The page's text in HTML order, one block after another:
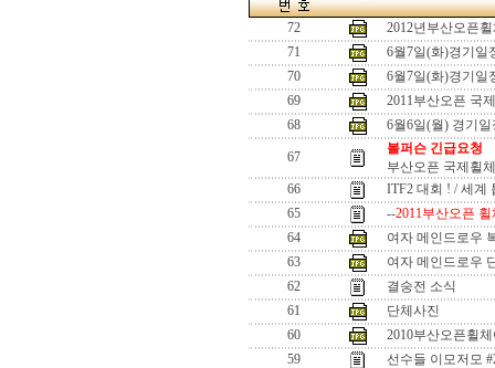
72
2012년부산오픈
71
6월7일(화)경기일
70
6월7일(화)경기일
69
2011부산오픈 국
68
6월6일(월) 경기일
67
볼퍼슨 긴급요청
부산오픈 국제휠
66
ITF2 대회 ! / 세계
65
--2011부산오픈
64
여자 메인드로우
63
여자 메인드로우
62
결숭전 소식
61
단체사진
60
2010부산오픈휠
59
선수들 이모저모